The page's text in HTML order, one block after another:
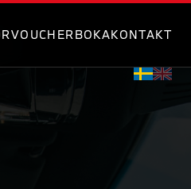
VOUCHERBOKAKONTAKT